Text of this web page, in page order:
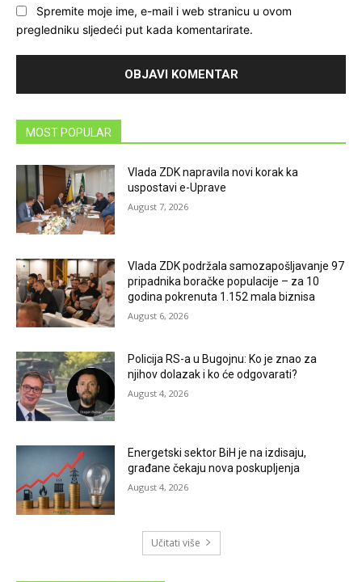
Spremite moje ime, e-mail i web stranicu u ovom
pregledniku sljedeći put kada komentarirate.
MOST POPULAR
Vlada ZDK napravila novi korak ka
uspostavi e-Uprave
August 7, 2026
Vlada ZDK podržala samozapošljavanje 97
pripadnika boračke populacije – za 10
godina pokrenuta 1.152 mala biznisa
August 6, 2026
Policija RS-a u Bugojnu: Ko je znao za
njihov dolazak i ko će odgovarati?
August 4, 2026
Energetski sektor BiH je na izdisaju,
građane čekaju nova poskupljenja
August 4, 2026
Učitati više